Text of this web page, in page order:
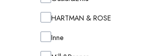
HARTMAN & ROSE
Inne